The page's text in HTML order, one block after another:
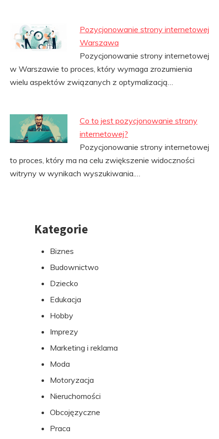
Pozycjonowanie strony internetowej
Warszawa
Pozycjonowanie strony internetowej
w Warszawie to proces, który wymaga zrozumienia
wielu aspektów związanych z optymalizacją…
Co to jest pozycjonowanie strony
internetowej?
Pozycjonowanie strony internetowej
to proces, który ma na celu zwiększenie widoczności
witryny w wynikach wyszukiwania.…
PrzejdźKategorie
Biznes
Budownictwo
Dziecko
Edukacja
Hobby
Imprezy
Marketing i reklama
Moda
Motoryzacja
Nieruchomości
Obcojęzyczne
Praca